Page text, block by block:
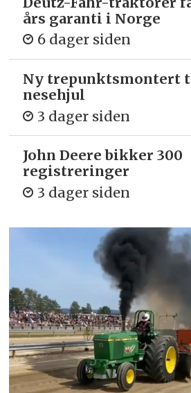
års garanti i Norge
6 dager siden
Ny trepunkts­montert
nesehjul
3 dager siden
John Deere bikker 300
registreringer
3 dager siden